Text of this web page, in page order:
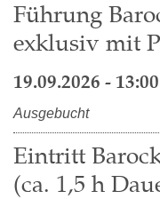
Führung
exklusiv mit
19.09.2026 -
Ausgebucht
Eintritt
(ca. 1,5 h